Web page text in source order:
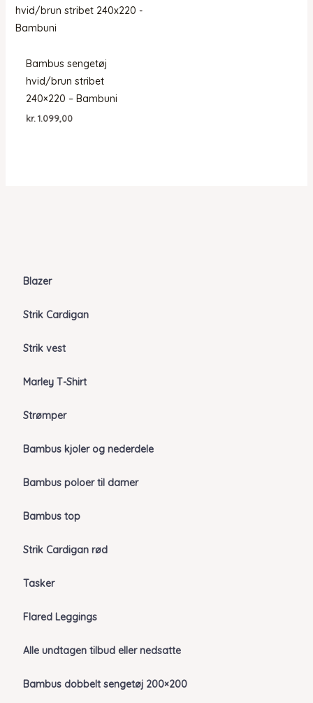
Blazer
Strik Cardigan
Strik vest
Marley T-Shirt
Strømper
Bambus kjoler og nederdele
Bambus poloer til damer
Bambus top
Strik Cardigan rød
Tasker
Flared Leggings
Alle undtagen tilbud eller nedsatte
Bambus dobbelt sengetøj 200×200
Bambus sengetøj
hvid/brun stribet
240×220 – Bambuni
kr. 1.099,00